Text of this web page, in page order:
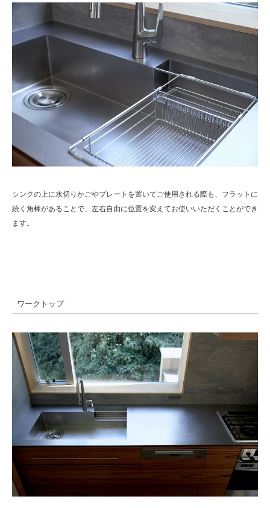
シンクの上に水切りかごやプレートを置いてご使用される際も、フラットに
続く角棒があることで、左右自由に位置を変えてお使いいただくことができ
ます。
ワークトップ